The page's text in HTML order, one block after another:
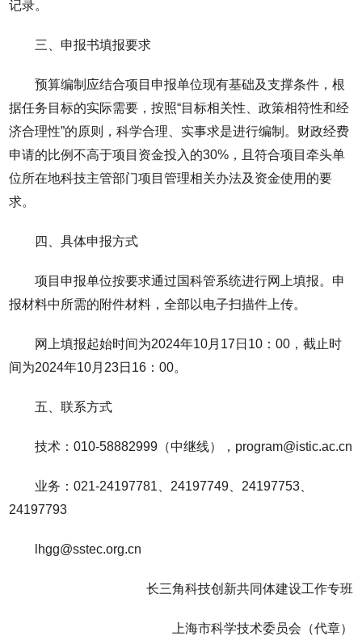
记录。
三、申报书填报要求
预算编制应结合项目申报单位现有基础及支撑条件，根
据任务目标的实际需要，按照“目标相关性、政策相符性和经
济合理性”的原则，科学合理、实事求是进行编制。财政经费
申请的比例不高于项目资金投入的30%，且符合项目牵头单
位所在地科技主管部门项目管理相关办法及资金使用的要
求。
四、具体申报方式
项目申报单位按要求通过国科管系统进行网上填报。申
报材料中所需的附件材料，全部以电子扫描件上传。
网上填报起始时间为2024年10月17日10：00，截止时
间为2024年10月23日16：00。
五、联系方式
技术：010-58882999（中继线），program@istic.ac.cn
业务：021-24197781、24197749、24197753、
24197793
lhgg@sstec.org.cn
长三角科技创新共同体建设工作专班
上海市科学技术委员会（代章）